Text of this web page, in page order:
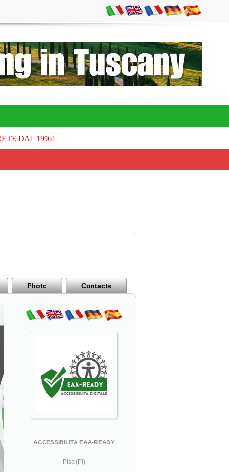
DAL 1996!
Photo Contacts
ACCESSIBILITÀ EAA-READY
Pisa (PI)